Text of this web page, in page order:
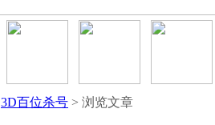
3D百位杀号 > 浏览文章